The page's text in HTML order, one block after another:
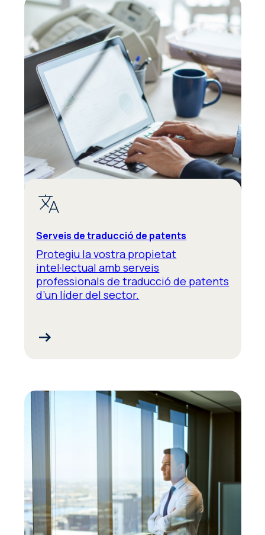
Serveis de traducció de patents
Protegiu la vostra propietat
intel·lectual amb serveis
professionals de traducció de patents
d’un líder del sector.